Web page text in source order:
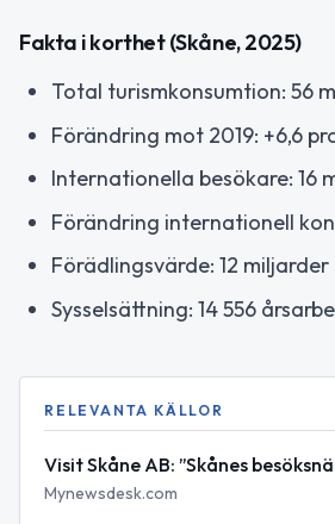
Fakta i korthet (Skåne, 2025)
Total turismkonsumtion: 56
Förändring mot 2019: +6,6
Internationella besökare: 16
Förändring internationell
Förädlingsvärde: 12
Sysselsättning: 14 556
RELEVANTA KÄLLOR
Visit Skåne AB: ”Skånes
Mynewsdesk.com